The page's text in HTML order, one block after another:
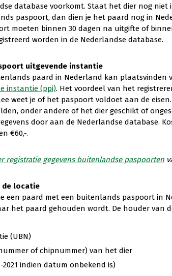
database voorkomt. Staat het dier nog niet
paspoort, dan dien je het paard nog in
moeten binnen 30 dagen na uitgifte of
worden in de Nederlandse database.
uitgevende instantie
paard in Nederland kan plaatsvinden
instantie (ppi). Het voordeel van het
weet je of het paspoort voldoet aan de
onder andere of het dier geschikt of
door aan de Nederlandse database.
€60,-.
registratie gegevens buitenlandse paspoorten
de locatie
een paard met een buitenlands paspoort in
het paard gehouden wordt. De houder van
(UBN)
of chipnummer) van het dier
indien datum onbekend is)